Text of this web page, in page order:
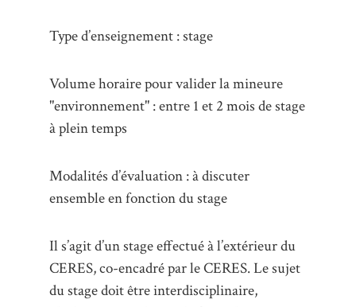
Type d’enseignement : stage
Volume horaire pour valider la mineure
"environnement" : entre 1 et 2 mois de stage
à plein temps
Modalités d’évaluation : à discuter
ensemble en fonction du stage
Il s’agit d’un stage effectué à l’extérieur du
CERES, co-encadré par le CERES. Le sujet
du stage doit être interdisciplinaire,